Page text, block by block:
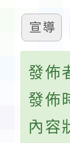
宣導
發佈
發佈
內容